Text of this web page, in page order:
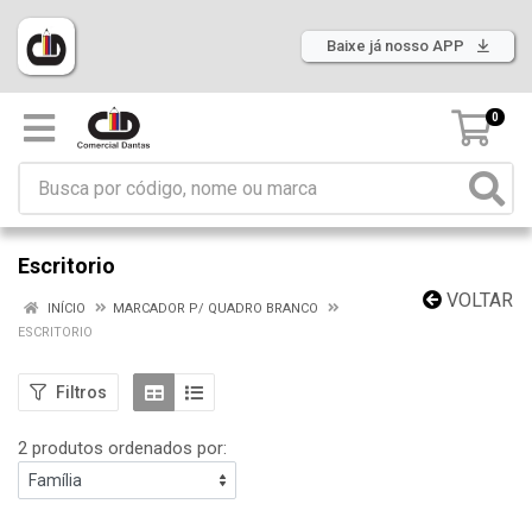
Baixe já nosso APP
0
Escritorio
VOLTAR
INÍCIO
MARCADOR P/ QUADRO BRANCO
ESCRITORIO
Filtros
2 produtos ordenados por: